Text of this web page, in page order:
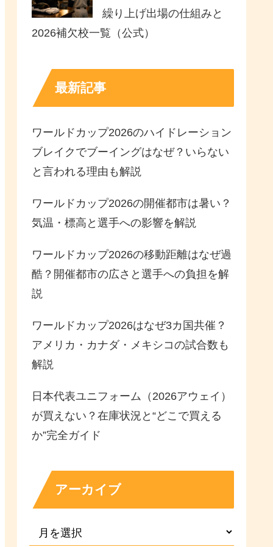
繰り上げ出場の仕組みと
2026補欠校一覧（公式）
最新記事
ワールドカップ2026のハイドレーション
ブレイクでブーイングはなぜ？いらない
と言われる理由も解説
ワールドカップ2026の開催都市は暑い？
気温・標高と選手への影響を解説
ワールドカップ2026の移動距離はなぜ過
酷？開催都市の広さと選手への負担を解
説
ワールドカップ2026はなぜ3カ国共催？
アメリカ・カナダ・メキシコの試合数も
解説
日本代表ユニフォーム（2026アウェイ）
が買えない？在庫状況と“どこで買える
か”完全ガイド
アーカイブ